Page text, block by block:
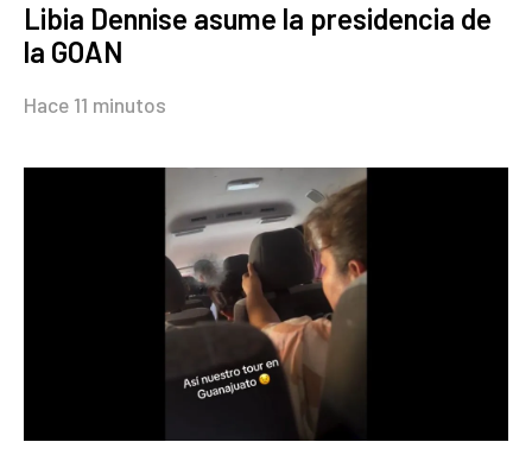
Libia Dennise asume la presidencia de
la GOAN
Hace 11 minutos